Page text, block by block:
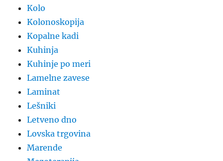
Kolo
Kolonoskopija
Kopalne kadi
Kuhinja
Kuhinje po meri
Lamelne zavese
Laminat
Lešniki
Letveno dno
Lovska trgovina
Marende